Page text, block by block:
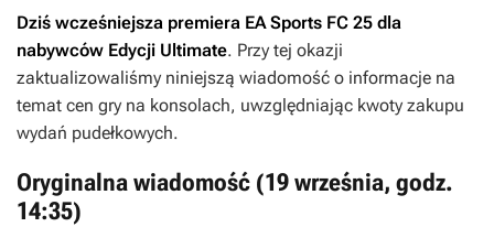
Dziś wcześniejsza premiera EA Sports FC 25 dla
nabywców Edycji Ultimate. Przy tej okazji
zaktualizowaliśmy niniejszą wiadomość o informacje na
temat cen gry na konsolach, uwzględniając kwoty zakupu
wydań pudełkowych.
Oryginalna wiadomość (19 września, godz.
14:35)